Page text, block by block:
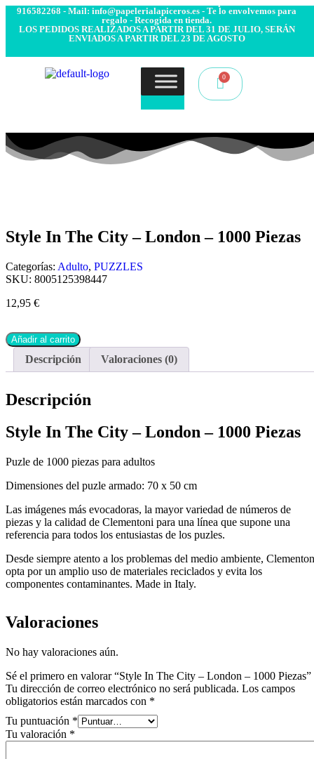
916582268 - Mail: info@papelerialapiceros.es - Te lo envolvemos para
regalo - Recogida en tienda.
LOS PEDIDOS REALIZADOS A PARTIR DEL 31 DE JULIO, SERÁN
ENVIADOS A PARTIR DEL 23 DE AGOSTO
Style In The City – London – 1000 Piezas
Categorías: Adulto, PUZZLES
SKU: 8005125398447
12,95 €
Añadir al carrito
Descripción Valoraciones (0)
Descripción
Style In The City – London – 1000 Piezas
Puzle de 1000 piezas para adultos
Dimensiones del puzle armado: 70 x 50 cm
Las imágenes más evocadoras, la mayor variedad de números de
piezas y la calidad de Clementoni para una línea que supone una
referencia para todos los entusiastas de los puzles.
Desde siempre atento a los problemas del medio ambiente,
opta por un amplio uso de materiales reciclados y evita los
componentes contaminantes. Made in Italy.
Valoraciones
No hay valoraciones aún.
Sé el primero en valorar “Style In The City – London – 1000 Piezas”
Tu dirección de correo electrónico no será publicada. Los campos
obligatorios están marcados con *
Tu puntuación *
Tu valoración *